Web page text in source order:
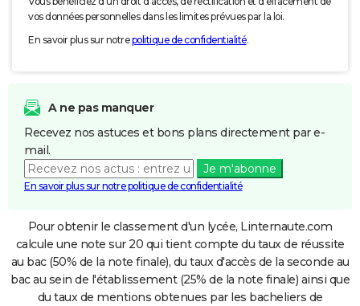
vos données personnelles dans les limites prévues par la loi.
En savoir plus sur notrepolitique de confidentialité.
A ne pas manquer
Recevez nos astuces et bons plans directement par e-
mail.
Je m'abonne
En savoir plus sur notre politique de confidentialité
Pour obtenir le classement d'un lycée, Linternaute.com
calcule une note sur 20 qui tient compte du taux de réussite
au bac (50% de la note finale), du taux d'accès de la seconde au
bac au sein de l'établissement (25% de la note finale) ainsi que
du taux de mentions obtenues par les bacheliers de